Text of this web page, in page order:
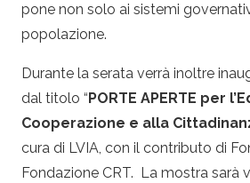
pone non solo ai sistemi
popolazione.
Durante la serata verrà inoltre
dal titolo “PORTE APERTE per
Cooperazione e alla
cura di LVIA, con il contributo di
Fondazione CRT. La mostra sarà